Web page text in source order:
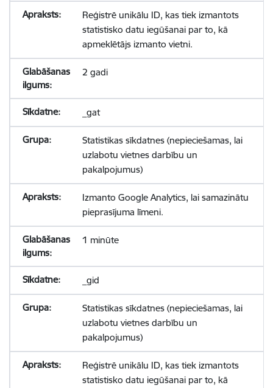
Reģistrē unikālu ID, kas tiek izmantots
statistisko datu iegūšanai par to, kā
apmeklētājs izmanto vietni.
2 gadi
_gat
Statistikas sīkdatnes (nepieciešamas, lai
uzlabotu vietnes darbību un
pakalpojumus)
Izmanto Google Analytics, lai samazinātu
pieprasījuma līmeni.
1 minūte
_gid
Statistikas sīkdatnes (nepieciešamas, lai
uzlabotu vietnes darbību un
pakalpojumus)
Reģistrē unikālu ID, kas tiek izmantots
statistisko datu iegūšanai par to, kā